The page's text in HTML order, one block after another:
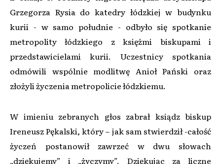
Grzegorza Rysia do katedry łódzkiej w budynku
kurii - w samo południe - odbyło się spotkanie
metropolity łódzkiego z księżmi biskupami i
przedstawicielami kurii. Uczestnicy spotkania
odmówili wspólnie modlitwę Anioł Pański oraz
złożyli życzenia metropolicie łódzkiemu.
W imieniu zebranych głos zabrał ksiądz biskup
Ireneusz Pękalski, który – jak sam stwierdził -całość
życzeń postanowił zawrzeć w dwu słowach
„dziękujemy” i „życzymy”. Dziękując za liczne